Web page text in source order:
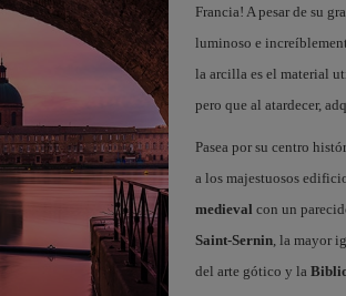
Francia! A pesar de su
luminoso e
la arcilla es el material
pero que al atardecer,
Pasea por su centro
a los majestuosos
medieval con un
Saint-Sernin, la mayor
del arte gótico y la